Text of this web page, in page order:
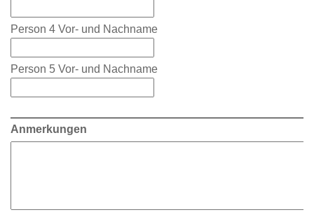
Person 4 Vor- und Nachname
Person 5 Vor- und Nachname
Anmerkungen